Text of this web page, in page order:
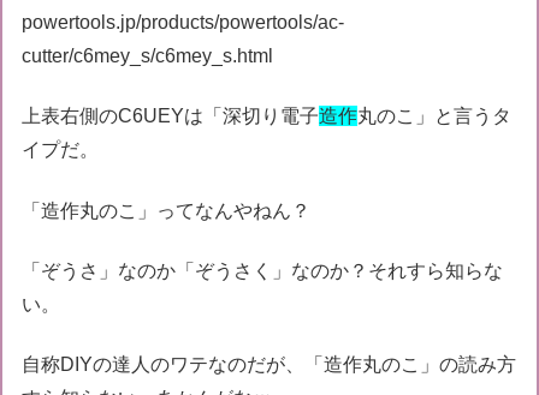
powertools.jp/products/powertools/ac-
cutter/c6mey_s/c6mey_s.html
上表右側のC6UEYは「深切り電子造作丸のこ」と言うタ
イプだ。
「造作丸のこ」ってなんやねん？
「ぞうさ」なのか「ぞうさく」なのか？それすら知らな
い。
自称DIYの達人のワテなのだが、「造作丸のこ」の読み方